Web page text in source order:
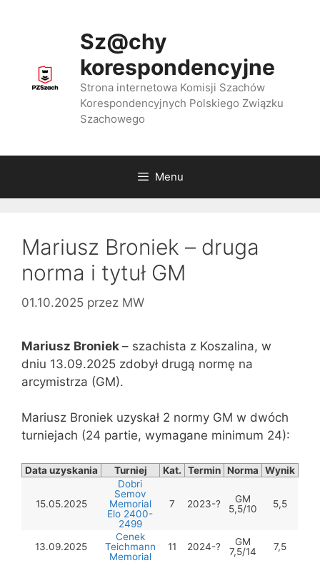
Sz@chy
korespondencyjne
Strona internetowa Komisji Szachów
Korespondencyjnych Polskiego Związku
Szachowego
Menu
Mariusz Broniek – druga
norma i tytuł GM
01.10.2025 przez MW
Mariusz Broniek – szachista z Koszalina, w
dniu 13.09.2025 zdobył drugą normę na
arcymistrza (GM).
Mariusz Broniek uzyskał 2 normy GM w dwóch
turniejach (24 partie, wymagane minimum 24):
Data uzyskania Turniej Kat. Termin Norma Wynik
15.05.2025
Dobri
Semov
Memorial
Elo 2400-
2499
7 2023-?
GM
5,5/10
5,5
13.09.2025
Cenek
Teichmann
Memorial
11 2024-?
GM
7,5/14
7,5